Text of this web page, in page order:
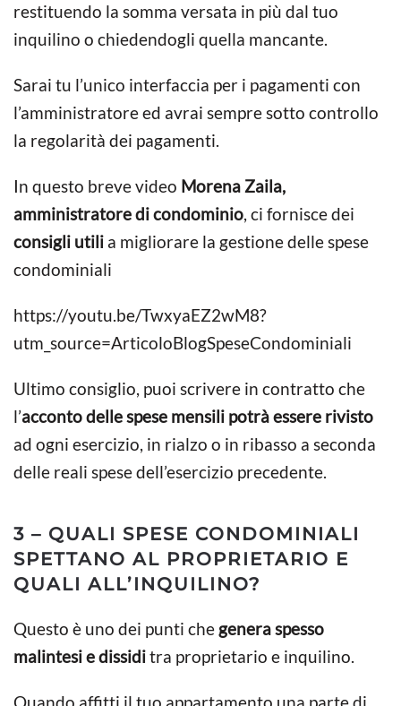
restituendo la somma versata in più dal tuo
inquilino o chiedendogli quella mancante.
Sarai tu l’unico interfaccia per i pagamenti con
l’amministratore ed avrai sempre sotto controllo
la regolarità dei pagamenti.
In questo breve video Morena Zaila,
amministratore di condominio, ci fornisce dei
consigli utili a migliorare la gestione delle spese
condominiali
https://youtu.be/TwxyaEZ2wM8?
utm_source=ArticoloBlogSpeseCondominiali
Ultimo consiglio, puoi scrivere in contratto che
l’acconto delle spese mensili potrà essere rivisto
ad ogni esercizio, in rialzo o in ribasso a seconda
delle reali spese dell’esercizio precedente.
3 – QUALI SPESE CONDOMINIALI
SPETTANO AL PROPRIETARIO E
QUALI ALL’INQUILINO?
Questo è uno dei punti chegenera spesso
malintesi e dissiditra proprietario e inquilino.
Quando affitti il tuo appartamento una parte di